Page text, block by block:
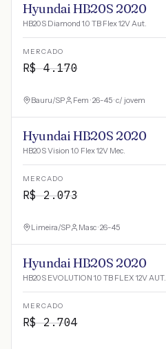
Hyundai HB20S 2020
HB20S Diamond 1.0 TB Flex 12V Aut.
MERCADO
R$4.170
Bauru/SP Fem · 26-45 · c/ jovem
Hyundai HB20S 2020
HB20S Vision 1.0 Flex 12V Mec.
MERCADO
R$2.073
Limeira/SP Masc · 26-45
Hyundai HB20S 2020
HB20S EVOLUTION 1.0 TB FLEX 12V AUT.
MERCADO
R$2.704